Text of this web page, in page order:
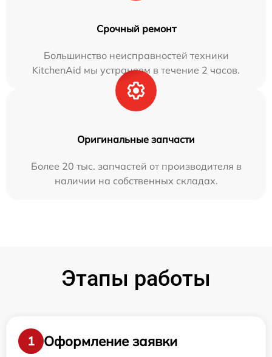
Срочный ремонт
Большинство неисправностей техники
KitchenAid мы устраняем в течение 2 часов.
Оригинальные запчасти
Более 20 тыс. запчастей от производителя в
наличии на собственных складах.
Этапы работы
1
Оформление заявки